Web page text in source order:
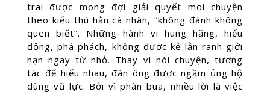
trai được mong đợi giải quyết mọi chuyện
theo kiểu thù hằn cá nhân, “không đánh không
quen biết”. Những hành vi hung hăng, hiếu
động, phá phách, không được kẻ lằn ranh giới
hạn ngay từ nhỏ. Thay vì nói chuyện, tương
tác để hiểu nhau, đàn ông được ngầm ủng hộ
dùng vũ lực. Bởi vì phân bua, nhiều lời là việc